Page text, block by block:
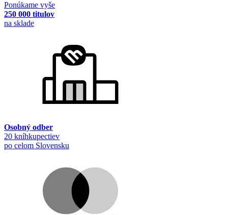
Ponúkame vyše
250 000 titulov
na sklade
Osobný odber
20 kníhkupectiev
po celom Slovensku